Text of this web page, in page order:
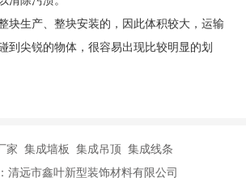
块生产、整块安装的，因此体积较大，运输
到尖锐的物体，很容易出现比较明显的划
家 集成墙板 集成吊顶 集成线条
清远市鑫叶新型装饰材料有限公司